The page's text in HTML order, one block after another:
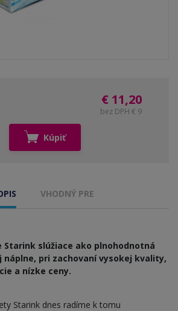
€ 11,20
bez DPH € 9
Kúpiť
VHODNÝ PRE
Starink slúžiace ako plnohodnotná
náplne, pri zachovaní vysokej kvality,
a nízke ceny.
Starink dnes radíme k tomu